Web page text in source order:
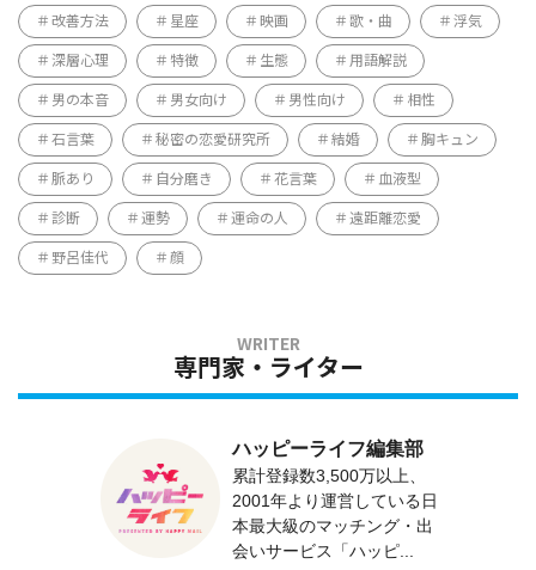
改善方法 星座 映画 歌・曲 浮気
深層心理 特徴 生態 用語解説
男の本音 男女向け 男性向け 相性
石言葉 秘密の恋愛研究所 結婚 胸キュン
脈あり 自分磨き 花言葉 血液型
診断 運勢 運命の人 遠距離恋愛
野呂佳代 顔
専門家・ライター
ハッピーライフ編集部
累計登録数3,500万以上、
2001年より運営している日
本最大級のマッチング・出
会いサービス「ハッピ...